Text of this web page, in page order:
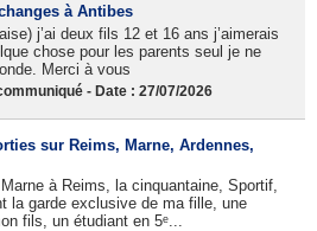
à Antibes
j’ai deux fils 12 et 16 ans j’aimerais
chose pour les parents seul je ne
Merci à vous
- Date : 27/07/2026
sur Reims, Marne, Ardennes,
à Reims, la cinquantaine, Sportif,
la garde exclusive de ma fille, une
fils, un étudiant en 5ᵉ...